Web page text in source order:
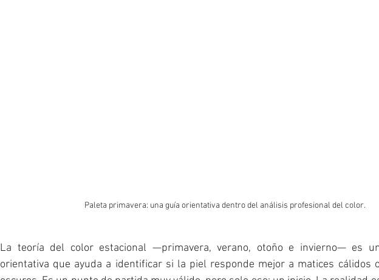
Paleta primavera: una guía orientativa dentro del análisis profesional del color.
La teoría del color estacional —primavera, verano, otoño e invierno— es
orientativa que ayuda a identificar si la piel responde mejor a matices cálidos